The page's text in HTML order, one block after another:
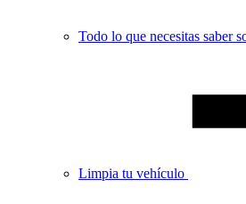
Todo lo que necesitas saber
Limpia tu vehículo